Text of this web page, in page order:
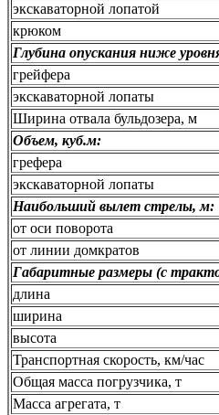
экскаваторной лопатой
крюком
Глубина опускания ниже
грейфера
экскаваторной лопаты
Ширина отвала бульдозера, м
Объем, куб.м:
грефера
экскаваторной лопаты
Наибольший вылет стрелы, м:
от оси поворота
от линии домкратов
Габаритные размеры (с
длина
ширина
высота
Транспортная скорость, км/час
Общая масса погрузчика, т
Масса агрегата, т